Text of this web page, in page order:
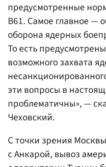
предусмотренные
В61. Самое главное —
оборона ядерных
То есть
возможного захвата
эти вопросы в
проблематичны», —
Чеховский.
С точки зрения
с Анкарой, вывоз